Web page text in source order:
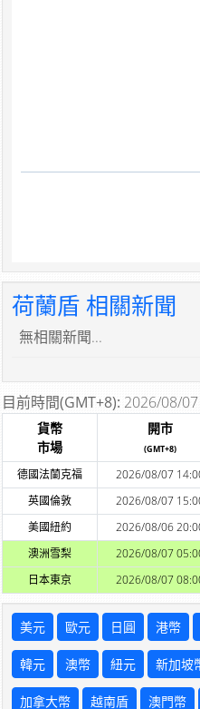
荷蘭盾 相關新聞
無相關新聞...
目前時間(GMT+8): 2026/08/
貨幣
市場
開市
(GMT+8)
德國法蘭克福 2026/08/07
英國倫敦
2026/08/07
美國紐約
2026/08/06
澳洲雪梨
2026/08/07
日本東京
2026/08/07
美元 歐元 日圓 港幣
韓元 澳幣 紐元 新加坡
加拿大幣 越南盾 澳門幣